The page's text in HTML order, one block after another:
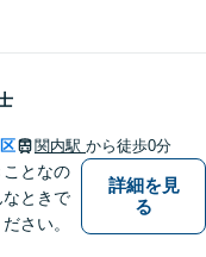
を過ご
支援を
関内駅 から徒歩0分
となの
ときで
さい。
詳細を見
る